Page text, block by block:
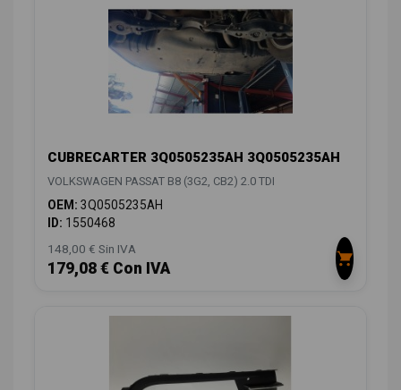
CUBRECARTER 3Q0505235AH 3Q0505235AH
VOLKSWAGEN PASSAT B8 (3G2, CB2) 2.0 TDI
OEM: 3Q0505235AH
ID: 1550468
148,00 € Sin IVA
179,08 € Con IVA